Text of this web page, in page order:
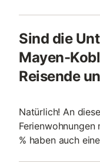
Sind die
Mayen-
Reisende
Natürlich! An
% haben auch